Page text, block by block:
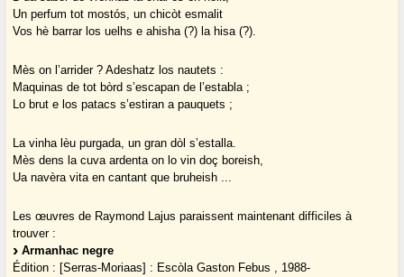
Un perfum tot mostós, un chicòt esmalit
Vos hè barrar los uelhs e ahisha (?) la hisa (?).
Mès on l’arrider ? Adeshatz los nautets :
Maquinas de tot bòrd s’escapan de l’establa ;
Lo brut e los patacs s’estiran a pauquets ;
La vinha lèu purgada, un gran dòl s’estalla.
Mès dens la cuva ardenta on lo vin doç boreish,
Ua navèra vita en cantant que bruheish ...
Les œuvres de Raymond Lajus paraissent maintenant difficiles à
trouver :
Armanhac negre
Édition : [Serras-Moriaas] : Escòla Gaston Febus , 1988-